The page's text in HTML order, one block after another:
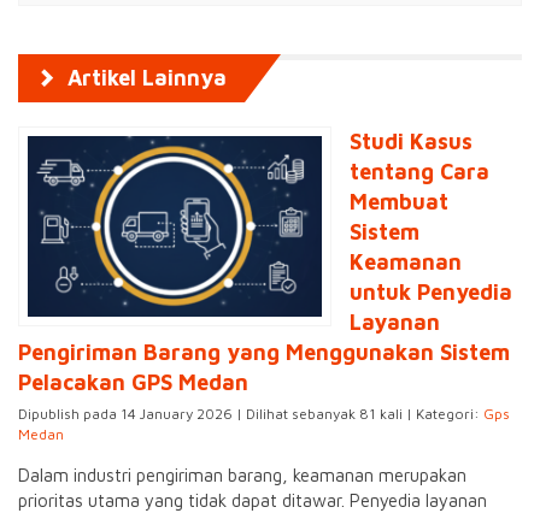
Artikel Lainnya
Studi Kasus
tentang Cara
Membuat
Sistem
Keamanan
untuk Penyedia
Layanan
Pengiriman Barang yang Menggunakan Sistem
Pelacakan GPS Medan
Dipublish pada 14 January 2026 | Dilihat sebanyak 81 kali | Kategori: Gps
Medan
Dalam industri pengiriman barang, keamanan merupakan
prioritas utama yang tidak dapat ditawar. Penyedia layanan